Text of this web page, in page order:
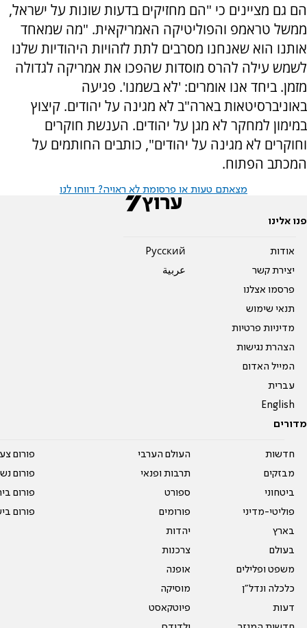
הם גם מציינים כי "הם מחזיקים בדעות שונות על ישראל,
ממשל טראמפ והפוליטיקה האמריקאית. "מה שמאחד
אותנו הוא שאנחנו מסרבים לתת לזהויות היהודיות שלנו
לשמש עילה להרס מוסדות שהפכו את אמריקה לגדולה
מזמן. ביחד אנו אומרים: 'לא בשמנו'. פגיעה
באוניברסיטאות בארה"ב לא מגינה על יהודים. קיצוץ
במימון למחקר לא מגן על יהודים. הענשת חוקרים
וחוקרים לא מגינה על יהודים", כותבים החותמים על
המכתב הפתוח.
מצאתם טעות או פרסומת לא ראויה? דווחו לנו
פנו אלינו
אודות
יצירת קשר
פרסמו אצלנו
תנאי שימוש
מדיניות פרטיות
הצהרת נגישות
המייל האדום
עברית
English
Pусский
عربية
מדורים
חדשות
מבזקים
ביטחוני
פוליטי-מדיני
בארץ
בעולם
משפט ופלילים
כלכלה ונדל"ן
דעות
העולם הערבי
תרבות ופנאי
ספורט
פורומים
יהדות
צרכנות
אופנה
מוסיקה
פיוטקאסט
פורום
פורום
פורום
פורום